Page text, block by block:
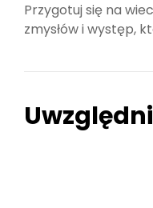
Przygotuj się na
zmysłów i występ,